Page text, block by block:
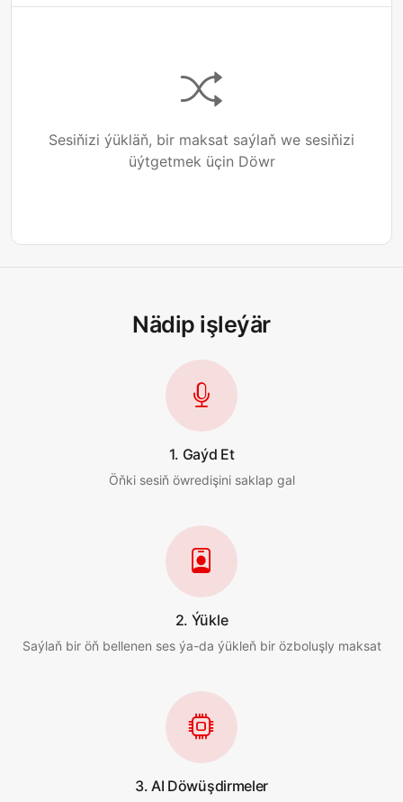
Sesiňizi ýükläň, bir maksat saýlaň we sesiňizi
üýtgetmek üçin Döwr
Nädip işleýär
1. Gaýd Et
Öňki sesiň öwredişini saklap gal
2. Ýükle
Saýlaň bir öň bellenen ses ýa-da ýükleň bir özboluşly maksat
3. AI Döwüşdirmeler